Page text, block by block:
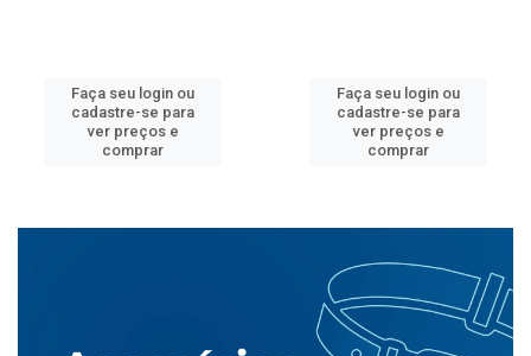
Faça seu login ou
cadastre-se para
ver preços e
comprar
Faça seu login ou
cadastre-se para
ver preços e
comprar